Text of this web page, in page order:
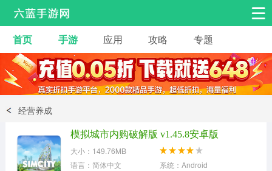
安卓手游 手游工具
热门手游 角色扮演 益智休闲
动作射击
冒险解谜 经营养成
首页 手游 应用 攻略 专题
经营养成
模拟城市内购破解版 v1.45.8安卓版
大小：149.76MB
语言：简体中文
系统：Android